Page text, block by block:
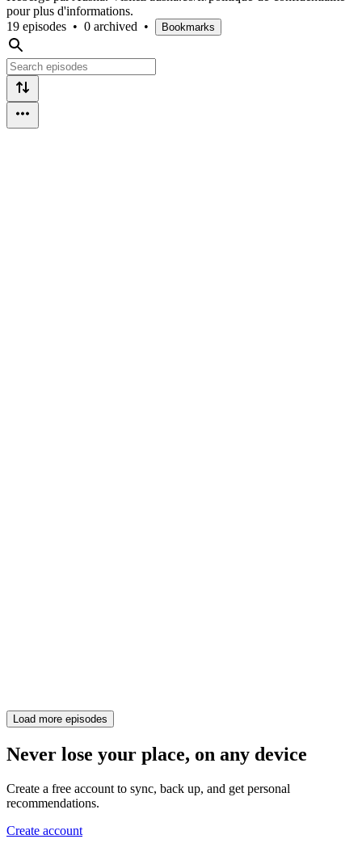
pour plus d'informations.
19 episodes • 0 archived • Bookmarks
Load more episodes
Never lose your place, on any device
Create a free account to sync, back up, and get personal
recommendations.
Create account